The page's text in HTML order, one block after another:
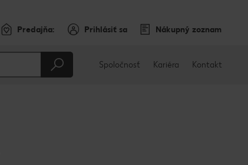
Predajňa: Prihlásiť sa Nákupný zoznam
Spoločnosť Kariéra Kontakt